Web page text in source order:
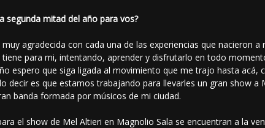
segunda mitad del año para vos?
agradecida con cada una de las experiencias que nacieron
para mi, intentando, aprender y disfrutarlo en todo
espero que siga ligada al movimiento que me trajo hasta acá,
decir es que estamos trabajando para llevarles un gran show
banda formada por músicos de mi ciudad.
el show de Mel Altieri en Magnolio Sala se encuentran a la